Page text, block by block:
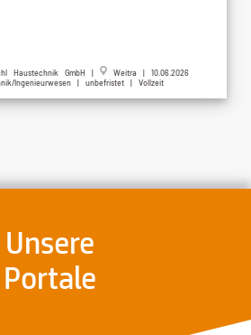
Haustechnik GmbH |
Weitra | 10.06.2026
Ingenieurwesen | unbefristet | Vollzeit
Unsere
Portale